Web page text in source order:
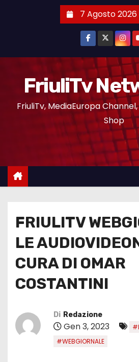
7 Agosto 2026
FriuliTv
FriuliTv, MediaEuropa
Shop
FRIULITV
LE
CURA DI OMAR
COSTANTINI
Di Redazione
Gen 3, 2023
#WEBGIORNALE